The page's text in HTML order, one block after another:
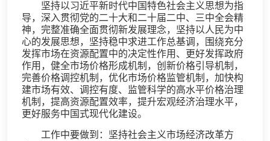
坚持以习近平新时代中国特色社会主义思想为指
导，深入贯彻党的二十大和二十届二中、三中全会精
神，完整准确全面贯彻新发展理念，坚持以人民为中
心的发展思想，坚持稳中求进工作总基调，围绕充分
发挥市场在资源配置中的决定性作用、更好发挥政府
作用，健全市场价格形成机制，创新价格引导机制，
完善价格调控机制，优化市场价格监管机制，加快构
建市场有效、调控有度、监管科学的高水平价格治理
机制，提高资源配置效率，提升宏观经济治理水平，
更好服务中国式现代化建设。
工作中要做到：坚持社会主义市场经济改革方